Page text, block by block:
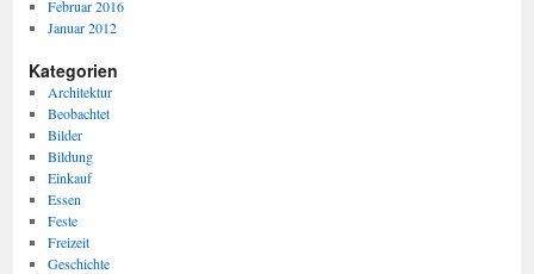
Februar 2016
Januar 2012
Kategorien
Architektur
Beobachtet
Bilder
Bildung
Einkauf
Essen
Feste
Freizeit
Geschichte